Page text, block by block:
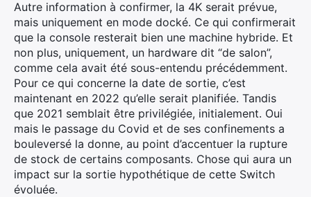
Autre information à confirmer, la 4K serait prévue,
mais uniquement en mode docké. Ce qui confirmerait
que la console resterait bien une machine hybride. Et
non plus, uniquement, un hardware dit “de salon”,
comme cela avait été sous-entendu précédemment.
Pour ce qui concerne la date de sortie, c’est
maintenant en 2022 qu’elle serait planifiée. Tandis
que 2021 semblait être privilégiée, initialement. Oui
mais le passage du Covid et de ses confinements a
bouleversé la donne, au point d’accentuer la rupture
de stock de certains composants. Chose qui aura un
impact sur la sortie hypothétique de cette Switch
évoluée.
×